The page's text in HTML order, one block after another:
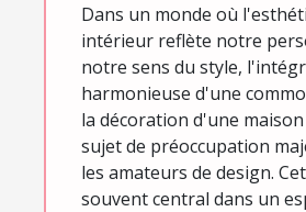
Dans un monde où
intérieur reflète notre
notre sens du style,
harmonieuse d'une
la décoration d'une
sujet de préoccupation
les amateurs de design.
souvent central dans un